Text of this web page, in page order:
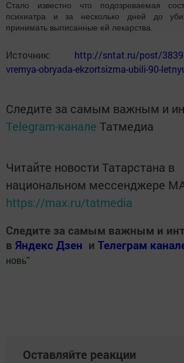
Стало известно что подозреваемая
психиатра и за несколько дней до
принимать выписанные ей лекарства.
Источник: http://sntat.ru/post/
vremya-obryada-ekzortsizma-ubili-90-
Следите за самым важным и
Telegram-канале Татмедиа
Читайте новости Татарстана в
национальном мессенджере
https://max.ru/tatmedia
Следите за самым важным и
в Яндекс Дзен и Телеграм
новь"
Оставляйте реакции